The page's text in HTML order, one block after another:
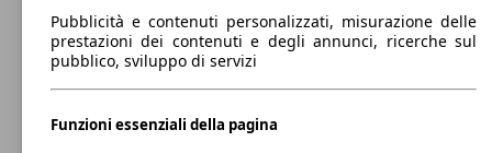
Lunghezza
4380 mm
Altezza
1610 mm
Larghezza
Peso massimo
2070 kg
Pubblicità e contenuti personalizzati, misurazione delle
prestazioni dei contenuti e degli annunci, ricerche sul
pubblico, sviluppo di servizi
Funzioni essenziali della pagina